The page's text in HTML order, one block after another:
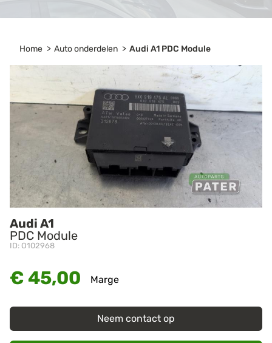
Home Auto onderdelen Audi A1 PDC Module
Audi A1
PDC Module
ID: O102968
€ 45,00 Marge
Neem contact op